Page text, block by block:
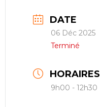
DATE
06 Déc 2025
Terminé
HORAIRES
9h00 - 12h30